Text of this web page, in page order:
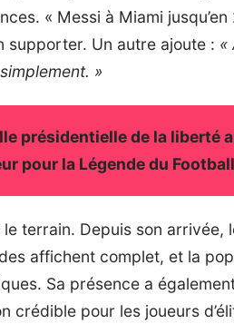
« Messi à Miami jusqu’en
supporter. Un autre ajoute : «
»
présidentielle de la liberté
pour la Légende du Football
terrain. Depuis son arrivée,
affichent complet, et la
Sa présence a
crédible pour les joueurs